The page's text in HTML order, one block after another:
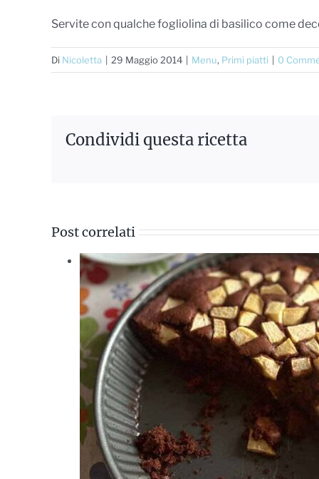
Servite con qualche fogliolina di basilico come
Di Nicoletta | 29 Maggio 2014 | Menu, Primi piatti | 0
Condividi questa ricetta
Post correlati